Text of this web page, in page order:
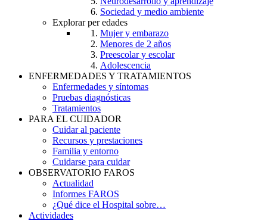
Sociedad y medio ambiente
Explorar per edades
Mujer y embarazo
Menores de 2 años
Preescolar y escolar
Adolescencia
ENFERMEDADES Y TRATAMIENTOS
Enfermedades y síntomas
Pruebas diagnósticas
Tratamientos
PARA EL CUIDADOR
Cuidar al paciente
Recursos y prestaciones
Familia y entorno
Cuidarse para cuidar
OBSERVATORIO FAROS
Actualidad
Informes FAROS
¿Qué dice el Hospital sobre…
Actividades